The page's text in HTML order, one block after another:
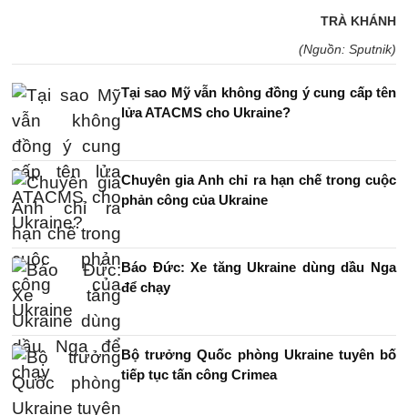
TRÀ KHÁNH
(Nguồn: Sputnik)
Tại sao Mỹ vẫn không đồng ý cung cấp tên
lửa ATACMS cho Ukraine?
Chuyên gia Anh chỉ ra hạn chế trong cuộc
phản công của Ukraine
Báo Đức: Xe tăng Ukraine dùng dầu Nga
để chạy
Bộ trưởng Quốc phòng Ukraine tuyên bố
tiếp tục tấn công Crimea